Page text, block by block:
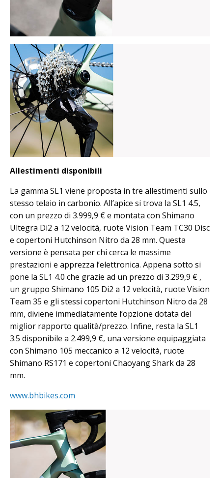
Allestimenti disponibili
La gamma SL1 viene proposta in tre allestimenti sullo
stesso telaio in carbonio. All’apice si trova la SL1 4.5,
con un prezzo di 3.999,9 € e montata con Shimano
Ultegra Di2 a 12 velocità, ruote Vision Team TC30 Disc
e copertoni Hutchinson Nitro da 28 mm. Questa
versione è pensata per chi cerca le massime
prestazioni e apprezza l’elettronica. Appena sotto si
pone la SL1 4.0 che grazie ad un prezzo di 3.299,9 € ,
un gruppo Shimano 105 Di2 a 12 velocità, ruote Vision
Team 35 e gli stessi copertoni Hutchinson Nitro da 28
mm, diviene immediatamente l’opzione dotata del
miglior rapporto qualità/prezzo. Infine, resta la SL1
3.5 disponibile a 2.499,9 €, una versione equipaggiata
con Shimano 105 meccanico a 12 velocità, ruote
Shimano RS171 e copertoni Chaoyang Shark da 28
mm.
www.bhbikes.com